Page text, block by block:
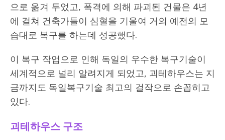
으로 옮겨 두었고, 폭격에 의해 파괴된 건물은 4년
에 걸쳐 건축가들이 심혈을 기울여 거의 예전의 모
습대로 복구를 하는데 성공했다.
이 복구 작업으로 인해 독일의 우수한 복구기술이
세계적으로 널리 알려지게 되었고, 괴테하우스는 지
금까지도 독일복구기술 최고의 걸작으로 손꼽히고
있다.
괴테하우스 구조